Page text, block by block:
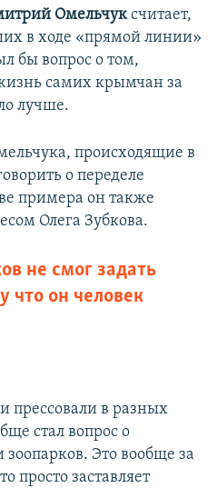
Омельчуксчитает,
в ходе «прямой линии»
бы вопрос о том,
самих крымчан за
лучше.
происходящие в
о переделе
примера он также
Олега Зубкова.
не смог задать
что он человек
прессовали в разных
стал вопрос о
Это вообще за
просто заставляет